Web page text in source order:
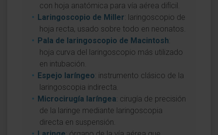
con hoja anatómica para vía aérea difícil.
Laringoscopio de Miller: laringoscopio de
hoja recta, usado sobre todo en neonatos.
Pala de laringoscopio de Macintosh:
hoja curva del laringoscopio más utilizado
en intubación.
Espejo laríngeo: instrumento clásico de la
laringoscopia indirecta.
Microcirugía laríngea: cirugía de precisión
de la laringe mediante laringoscopia
directa en suspensión.